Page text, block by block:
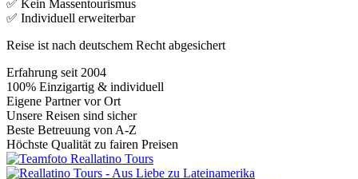
✅ Kein Massentourismus
✅ Individuell erweiterbar
Reise ist nach deutschem Recht abgesichert
Erfahrung seit 2004
100% Einzigartig & individuell
Eigene Partner vor Ort
Unsere Reisen sind sicher
Beste Betreuung von A-Z
Höchste Qualität zu fairen Preisen